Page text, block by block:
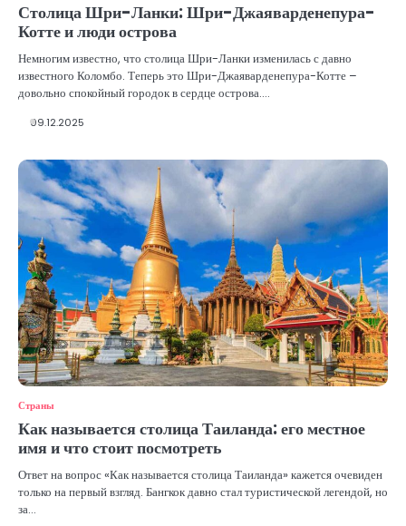
Столица Шри-Ланки: Шри-Джаяварденепура-
Котте и люди острова
Немногим известно, что столица Шри-Ланки изменилась с давно
известного Коломбо. Теперь это Шри-Джаяварденепура-Котте –
довольно спокойный городок в сердце острова.…
09.12.2025
Страны
Как называется столица Таиланда: его местное
имя и что стоит посмотреть
Ответ на вопрос «Как называется столица Таиланда» кажется очевиден
только на первый взгляд. Бангкок давно стал туристической легендой, но
за…